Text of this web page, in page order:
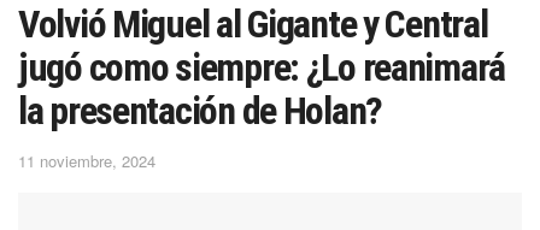
Volvió Miguel al Gigante y Central
jugó como siempre: ¿Lo reanimará
la presentación de Holan?
11 noviembre, 2024